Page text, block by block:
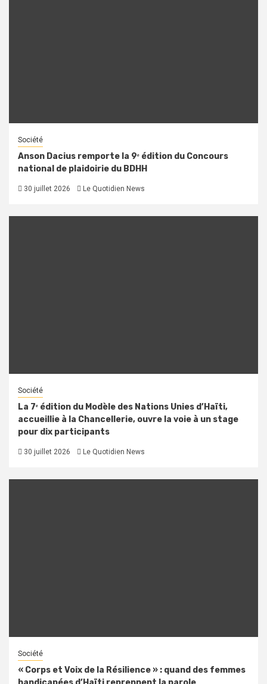
Société
Anson Dacius remporte la 9ᵉ édition du Concours
national de plaidoirie du BDHH
30 juillet 2026 Le Quotidien News
Société
La 7ᵉ édition du Modèle des Nations Unies d’Haïti,
accueillie à la Chancellerie, ouvre la voie à un stage
pour dix participants
30 juillet 2026 Le Quotidien News
Société
« Corps et Voix de la Résilience » : quand des femmes